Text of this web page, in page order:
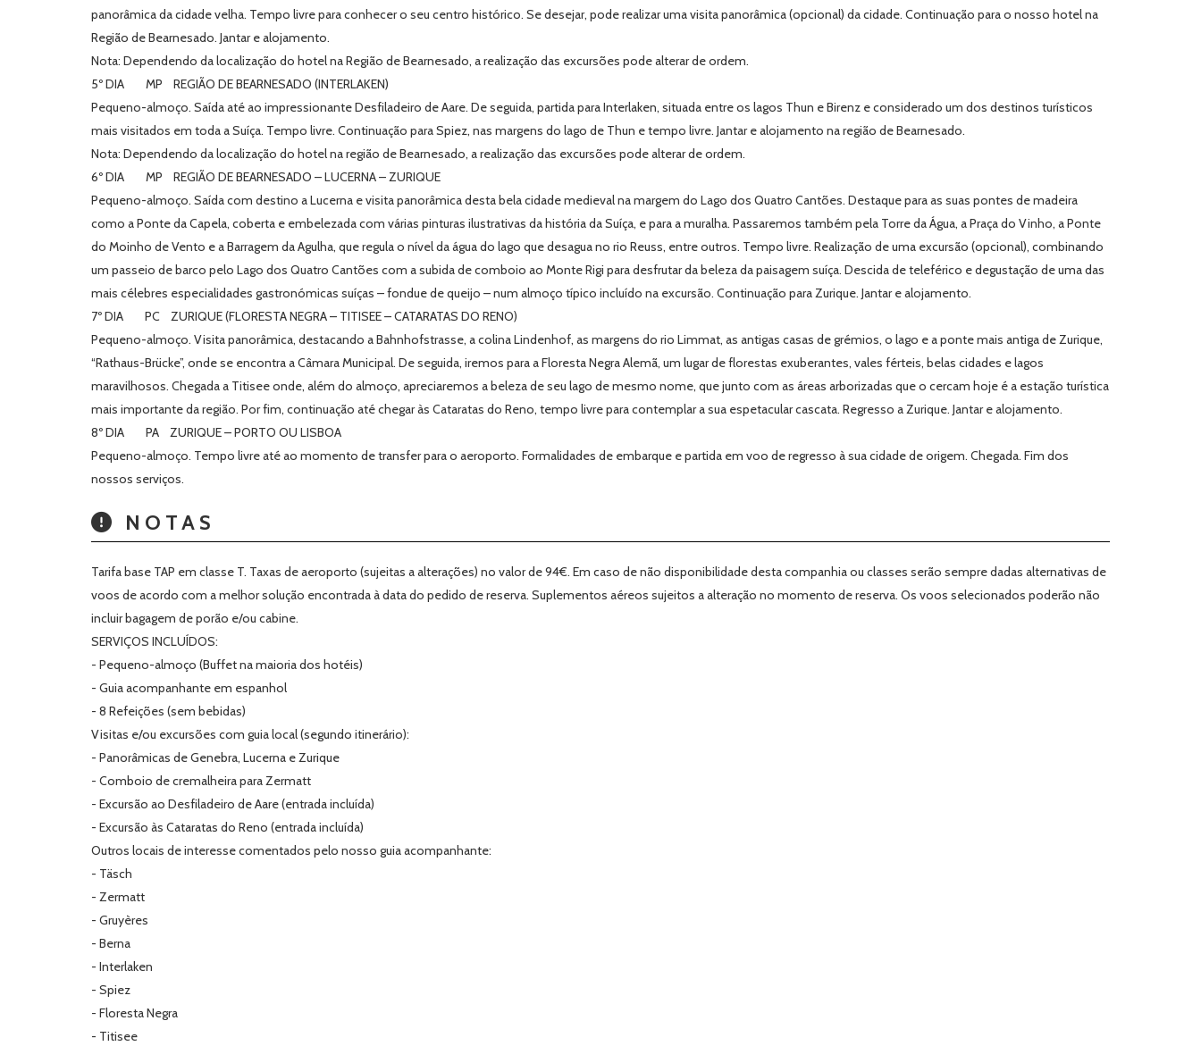
panorâmica da cidade velha. Tempo livre para conhecer o seu centro histórico. Se desejar, pode realizar uma visita panorâmica (opcional) da cidade. Continuação para o nosso hotel na
Região de Bearnesado. Jantar e alojamento.
Nota: Dependendo da localização do hotel na Região de Bearnesado, a realização das excursões pode alterar de ordem.
5º DIA MP REGIÃO DE BEARNESADO (INTERLAKEN)
Pequeno-almoço. Saída até ao impressionante Desfiladeiro de Aare. De seguida, partida para Interlaken, situada entre os lagos Thun e Birenz e considerado um dos destinos turísticos
mais visitados em toda a Suíça. Tempo livre. Continuação para Spiez, nas margens do lago de Thun e tempo livre. Jantar e alojamento na região de Bearnesado.
Nota: Dependendo da localização do hotel na região de Bearnesado, a realização das excursões pode alterar de ordem.
6º DIA MP REGIÃO DE BEARNESADO – LUCERNA – ZURIQUE
Pequeno-almoço. Saída com destino a Lucerna e visita panorâmica desta bela cidade medieval na margem do Lago dos Quatro Cantões. Destaque para as suas pontes de madeira
como a Ponte da Capela, coberta e embelezada com várias pinturas ilustrativas da história da Suíça, e para a muralha. Passaremos também pela Torre da Água, a Praça do Vinho, a Ponte
do Moinho de Vento e a Barragem da Agulha, que regula o nível da água do lago que desagua no rio Reuss, entre outros. Tempo livre. Realização de uma excursão (opcional), combinando
um passeio de barco pelo Lago dos Quatro Cantões com a subida de comboio ao Monte Rigi para desfrutar da beleza da paisagem suíça. Descida de teleférico e degustação de uma das
mais célebres especialidades gastronómicas suíças – fondue de queijo – num almoço típico incluído na excursão. Continuação para Zurique. Jantar e alojamento.
7º DIA PC ZURIQUE (FLORESTA NEGRA – TITISEE – CATARATAS DO RENO)
Pequeno-almoço. Visita panorâmica, destacando a Bahnhofstrasse, a colina Lindenhof, as margens do rio Limmat, as antigas casas de grémios, o lago e a ponte mais antiga de Zurique,
“Rathaus-Brücke”, onde se encontra a Câmara Municipal. De seguida, iremos para a Floresta Negra Alemã, um lugar de florestas exuberantes, vales férteis, belas cidades e lagos
maravilhosos. Chegada a Titisee onde, além do almoço, apreciaremos a beleza de seu lago de mesmo nome, que junto com as áreas arborizadas que o cercam hoje é a estação turística
mais importante da região. Por fim, continuação até chegar às Cataratas do Reno, tempo livre para contemplar a sua espetacular cascata. Regresso a Zurique. Jantar e alojamento.
8º DIA PA ZURIQUE – PORTO OU LISBOA
Pequeno-almoço. Tempo livre até ao momento de transfer para o aeroporto. Formalidades de embarque e partida em voo de regresso à sua cidade de origem. Chegada. Fim dos
nossos serviços.
NOTAS
Tarifa base TAP em classe T. Taxas de aeroporto (sujeitas a alterações) no valor de 94€. Em caso de não disponibilidade desta companhia ou classes serão sempre dadas alternativas de
voos de acordo com a melhor solução encontrada à data do pedido de reserva. Suplementos aéreos sujeitos a alteração no momento de reserva. Os voos selecionados poderão não
incluir bagagem de porão e/ou cabine.
SERVIÇOS INCLUÍDOS:
- Pequeno-almoço (Buffet na maioria dos hotéis)
- Guia acompanhante em espanhol
- 8 Refeições (sem bebidas)
Visitas e/ou excursões com guia local (segundo itinerário):
- Panorâmicas de Genebra, Lucerna e Zurique
- Comboio de cremalheira para Zermatt
- Excursão ao Desfiladeiro de Aare (entrada incluída)
- Excursão às Cataratas do Reno (entrada incluída)
Outros locais de interesse comentados pelo nosso guia acompanhante:
- Täsch
- Zermatt
- Gruyères
- Berna
- Interlaken
- Spiez
- Floresta Negra
- Titisee